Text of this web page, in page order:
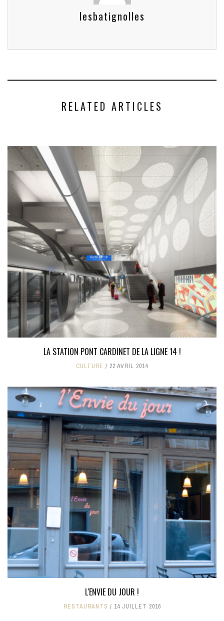
lesbatignolles
RELATED ARTICLES
LA STATION PONT CARDINET DE LA LIGNE 14 !
CULTURE 22 AVRIL 2014
L'ENVIE DU JOUR !
RESTAURANTS 14 JUILLET 2016